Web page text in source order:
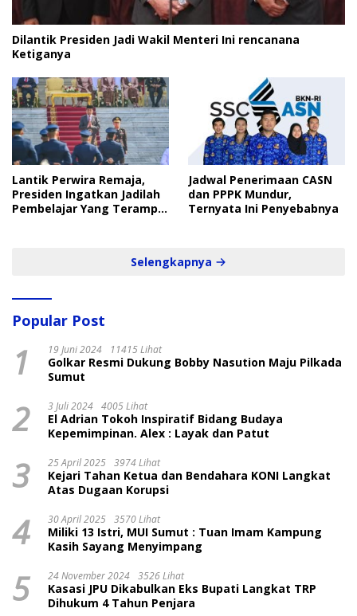
Dilantik Presiden Jadi Wakil Menteri Ini rencanana
Ketiganya
Lantik Perwira Remaja,
Presiden Ingatkan Jadilah
Pembelajar Yang Terampil
Jadwal Penerimaan CASN
dan PPPK Mundur,
Ternyata Ini Penyebabnya
Selengkapnya
Popular Post
1 19 Juni 2024 11415 Lihat
Golkar Resmi Dukung Bobby Nasution Maju Pilkada
Sumut
2 3 Juli 2024 4005 Lihat
El Adrian Tokoh Inspiratif Bidang Budaya
Kepemimpinan. Alex : Layak dan Patut
3 25 April 2025 3974 Lihat
Kejari Tahan Ketua dan Bendahara KONI Langkat
Atas Dugaan Korupsi
4 30 April 2025 3570 Lihat
Miliki 13 Istri, MUI Sumut : Tuan Imam Kampung
Kasih Sayang Menyimpang
5 24 November 2024 3526 Lihat
Kasasi JPU Dikabulkan Eks Bupati Langkat TRP
Dihukum 4 Tahun Penjara